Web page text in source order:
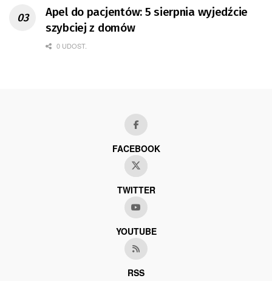
Apel do pacjentów: 5 sierpnia wyjedźcie
szybciej z domów
0 UDOST.
FACEBOOK
TWITTER
YOUTUBE
RSS